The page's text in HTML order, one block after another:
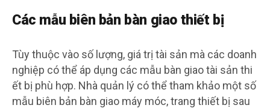
Các mẫu biên bản bàn giao thiết bị
Tùy thuộc vào số lượng, giá trị tài sản mà các doanh
nghiệp có thể áp dụng các mẫu bàn giao tài sản thi
ết bị phù hợp. Nhà quản lý có thể tham khảo một số
mẫu biên bản bàn giao máy móc, trang thiết bị sau